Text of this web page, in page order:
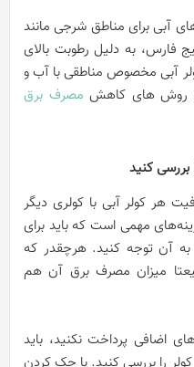
آبی برای مناطق شرجی مانند
فارس، به دلیل رطوبت بالای
آبی مخصوص مناطقی با آب و
روش های کاهش مصرف برق
هر کولر آبی با کولری دیگر
مهمی است که باید برای
آن توجه کنید. هرچقدر که
میزان مصرف برق آن هم
اضافی پرداخت نکنید، باید